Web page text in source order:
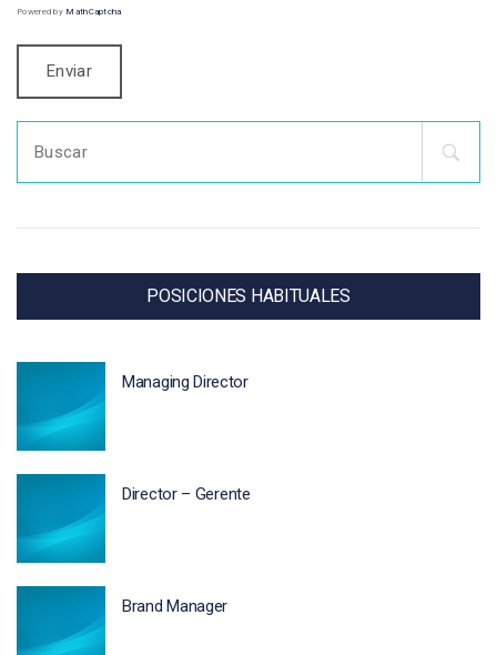
Powered by MathCaptcha
for:
POSICIONES HABITUALES
Managing Director
Director – Gerente
Brand Manager